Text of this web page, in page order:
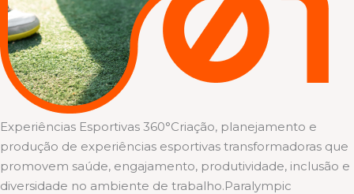
Experiências Esportivas 360°Criação, planejamento e
produção de experiências esportivas transformadoras que
promovem saúde, engajamento, produtividade, inclusão e
diversidade no ambiente de trabalho.Paralympic